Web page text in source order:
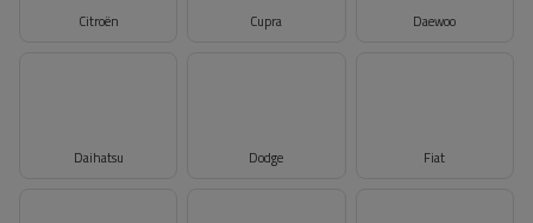
Citroën Cupra Daewoo
Daihatsu Dodge Fiat